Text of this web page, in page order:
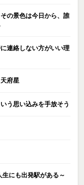
の景色は今日から、誰
連絡しない方がいい理
府星
う思い込みを手放そう
にも出発駅がある～